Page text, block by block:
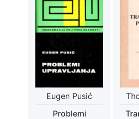
Eugen Pusić
Problemi